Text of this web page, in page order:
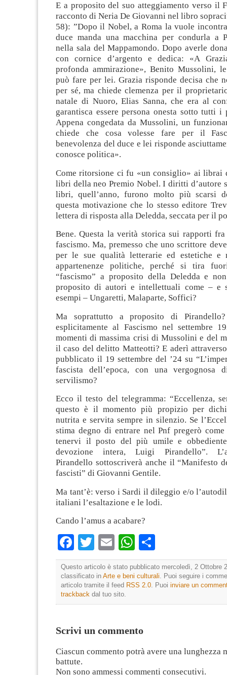
E a proposito del suo atteggiamento verso il
racconto di Neria De Giovanni nel libro
58): ”Dopo il Nobel, a Roma la vuole
duce manda una macchina per condurla a
nella sala del Mappamondo. Dopo averle
con cornice d’argento e dedica: «A
profonda ammirazione», Benito Mussolini,
può fare per lei. Grazia risponde decisa che
per sé, ma chiede clemenza per il
natale di Nuoro, Elias Sanna, che era al
garantisca essere persona onesta sotto
Appena congedata da Mussolini, un
chiede che cosa volesse fare per il
benevolenza del duce e lei risponde
conosce politica».
Come ritorsione ci fu «un consiglio» ai librai
libri della neo Premio Nobel. I diritti d’autore
libri, quell’anno, furono molto più scarsi
questa motivazione che lo stesso editore
lettera di risposta alla Deledda, seccata per il
Bene. Questa la verità storica sui rapporti
fascismo. Ma, premesso che uno scrittore
per le sue qualità letterarie ed estetiche e
appartenenze politiche, perché si tira
“fascismo” a proposito della Deledda e
proposito di autori e intellettuali come – e
esempi – Ungaretti, Malaparte, Soffici?
Ma soprattutto a proposito di
esplicitamente al Fascismo nel settembre
momenti di massima crisi di Mussolini e del
il caso del delitto Matteotti? E aderì
pubblicato il 19 settembre del ’24 su
fascista dell’epoca, con una vergognosa
servilismo?
Ecco il testo del telegramma: “Eccellenza,
questo è il momento più propizio per
nutrita e servita sempre in silenzio. Se
stima degno di entrare nel Pnf pregerò come
tenervi il posto del più umile e
devozione intera, Luigi Pirandello”.
Pirandello sottoscriverà anche il “Manifesto
fascisti” di Giovanni Gentile.
Ma tant’è: verso i Sardi il dileggio e/o
italiani l’esaltazione e le lodi.
Cando l’amus a acabare?
Facebook
TwitterEmailWhatsApp
Questo articolo è stato pubblicato mercoledì, 2 Ottobre
classificato in Arte e beni culturali. Puoi seguire i
articolo tramite il feed RSS 2.0. Puoi inviare un
trackback dal tuo sito.
Scrivi un commento
Ciascun commento potrà avere una lunghezza
battute.
Non sono ammessi commenti consecutivi.